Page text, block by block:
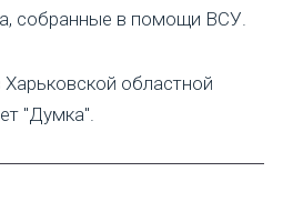
собранные в помощи ВСУ.
областной
"Думка".